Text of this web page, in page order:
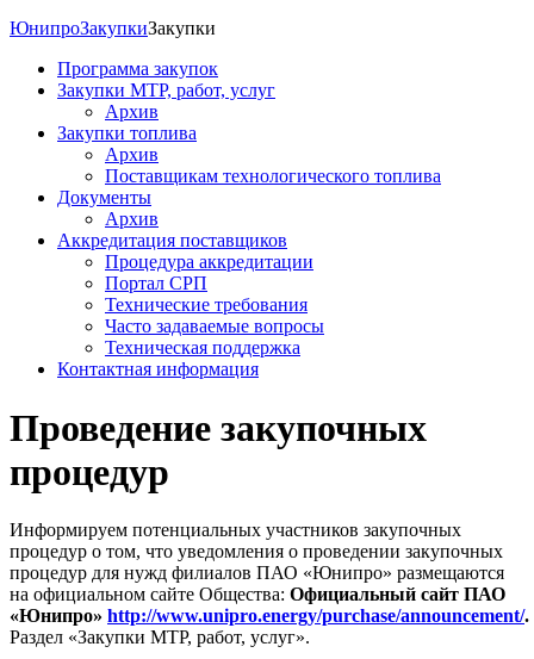
ЮнипроЗакупкиЗакупки
Программа закупок
Закупки МТР, работ, услуг
Архив
Закупки топлива
Архив
Поставщикам технологического топлива
Документы
Архив
Аккредитация поставщиков
Процедура аккредитации
Портал СРП
Технические требования
Часто задаваемые вопросы
Техническая поддержка
Контактная информация
Проведение закупочных
процедур
Информируем потенциальных участников закупочных
процедур о том, что уведомления о проведении закупочных
процедур для нужд филиалов ПАО «Юнипро» размещаются
на официальном сайте Общества: Официальный сайт ПАО
«Юнипро» http://www.unipro.energy/purchase/announcement/.
Раздел «Закупки МТР, работ, услуг».